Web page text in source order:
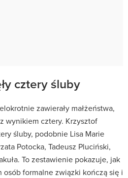
cztery śluby
zawierały małżeństwa,
wynikiem cztery. Krzysztof
śluby, podobnie Lisa Marie
Potocka, Tadeusz Pluciński,
To zestawienie pokazuje, jak
formalne związki kończą się i